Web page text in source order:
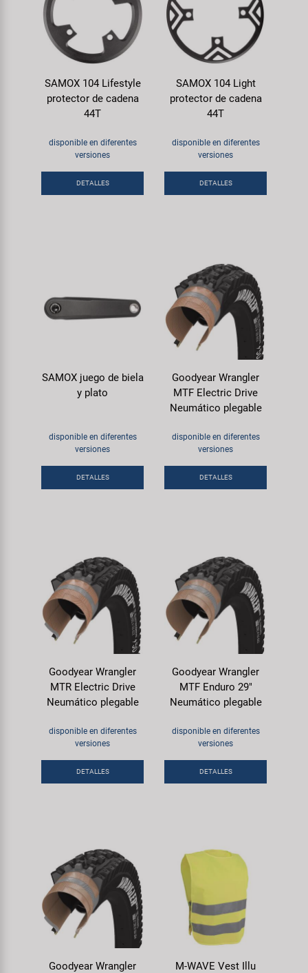
SAMOX 104 Lifestyle
protector de cadena
44T
disponible en diferentes
versiones
DETALLES
SAMOX 104 Light
protector de cadena
44T
disponible en diferentes
versiones
DETALLES
SAMOX juego de biela
y plato
disponible en diferentes
versiones
DETALLES
Goodyear Wrangler
MTF Electric Drive
Neumático plegable
disponible en diferentes
versiones
DETALLES
Goodyear Wrangler
MTR Electric Drive
Neumático plegable
disponible en diferentes
versiones
DETALLES
Goodyear Wrangler
MTF Enduro 29"
Neumático plegable
disponible en diferentes
versiones
DETALLES
Goodyear Wrangler
M-WAVE Vest Illu